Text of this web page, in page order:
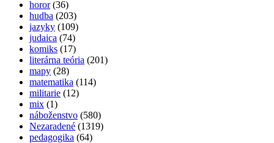
horor (36)
hudba (203)
jazyky (109)
judaica (74)
komiks (17)
literárna teória (201)
mapy (28)
matematika (114)
militarie (12)
mix (1)
náboženstvo (580)
Nezaradené (1319)
pedagogika (64)